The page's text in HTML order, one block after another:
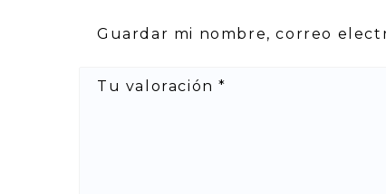
Tu valoración*
Guardar mi nombre, correo